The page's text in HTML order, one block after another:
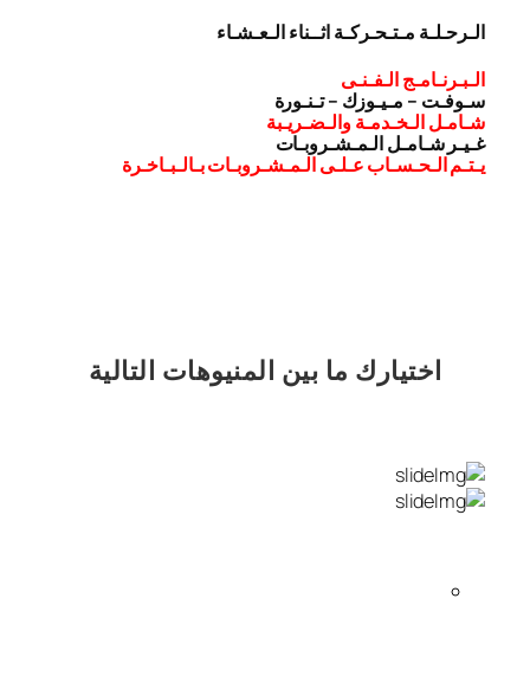
الـرحـلـة مـتـحـركـة اثــناء الـعـشـاء
الـبـرنـامـج الـفـنـى
سـوفـت – مـيـوزك – تـنـورة
شـامـل الـخـدمـة والـضـريـبة
غـيـر شـامـل الـمـشـروبـات
يـتـم الـحـسـاب عـلـى الـمـشـروبـات بـالـبـاخـرة
اختيارك ما بين المنيوهات التالية